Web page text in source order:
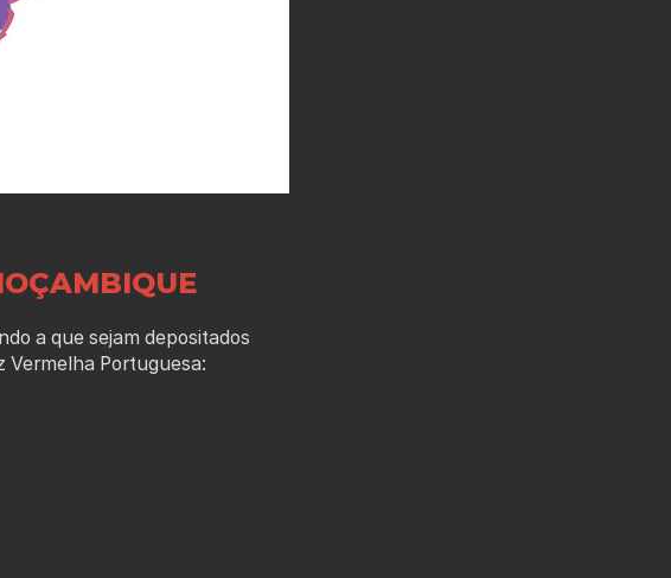
a que sejam depositados
Vermelha Portuguesa: